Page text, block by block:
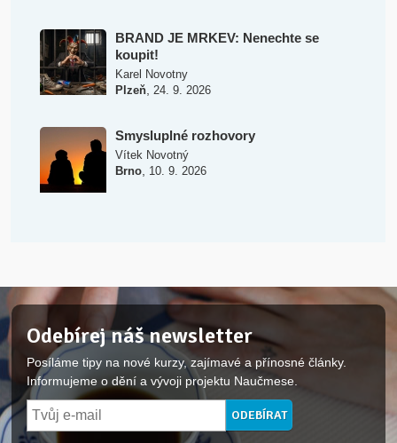
BRAND JE MRKEV: Nenechte se
koupit!
Karel Novotny
Plzeň, 24. 9. 2026
Smysluplné rozhovory
Vítek Novotný
Brno, 10. 9. 2026
Odebírej náš newsletter
Posíláme tipy na nové kurzy, zajímavé a přínosné články.
Informujeme o dění a vývoji projektu Naučmese.